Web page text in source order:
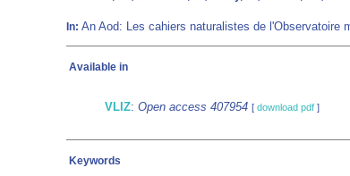
In: An Aod: Les cahiers naturalistes de l'Observatoire
Available in
VLIZ: Open access 407954 [ download pdf ]
Keywords